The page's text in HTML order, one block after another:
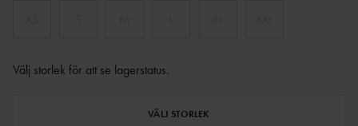
Välj storlek för att se lagerstatus.
VÄLJ STORLEK